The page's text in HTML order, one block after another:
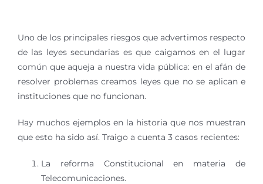
Uno de los principales riesgos que advertimos respecto
de las leyes secundarias es que caigamos en el lugar
común que aqueja a nuestra vida pública: en el afán de
resolver problemas creamos leyes que no se aplican e
instituciones que no funcionan.
Hay muchos ejemplos en la historia que nos muestran
que esto ha sido así. Traigo a cuenta 3 casos recientes:
La reforma Constitucional en materia de
Telecomunicaciones.